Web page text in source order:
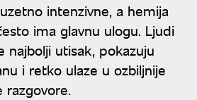
intenzivne, a hemija
ima glavnu ulogu. Ljudi
najbolji utisak, pokazuju
i retko ulaze u ozbiljnije
razgovore.